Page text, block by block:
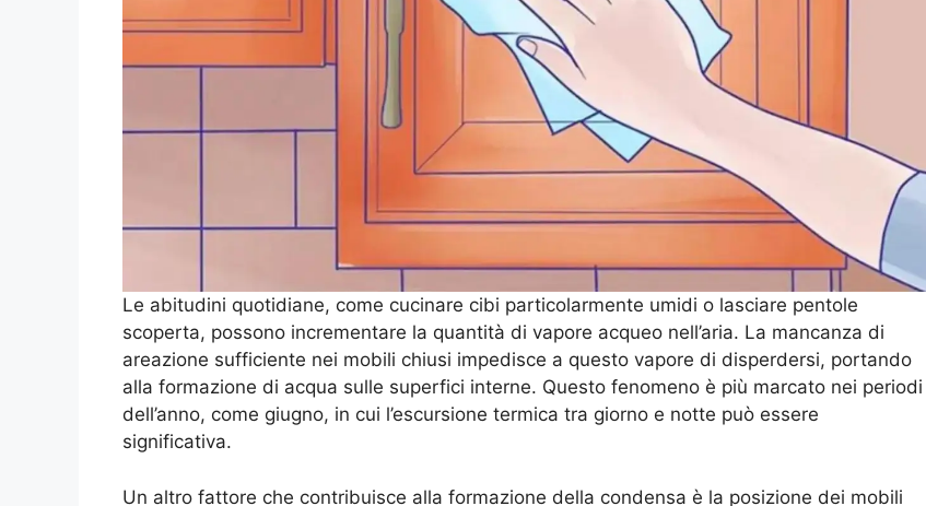
Le abitudini quotidiane, come cucinare cibi particolarmente umidi o lasciare pentole
scoperta, possono incrementare la quantità di vapore acqueo nell’aria. La mancanza di
areazione sufficiente nei mobili chiusi impedisce a questo vapore di disperdersi, portando
alla formazione di acqua sulle superfici interne. Questo fenomeno è più marcato nei periodi
dell’anno, come giugno, in cui l’escursione termica tra giorno e notte può essere
significativa.
Un altro fattore che contribuisce alla formazione della condensa è la posizione dei mobili